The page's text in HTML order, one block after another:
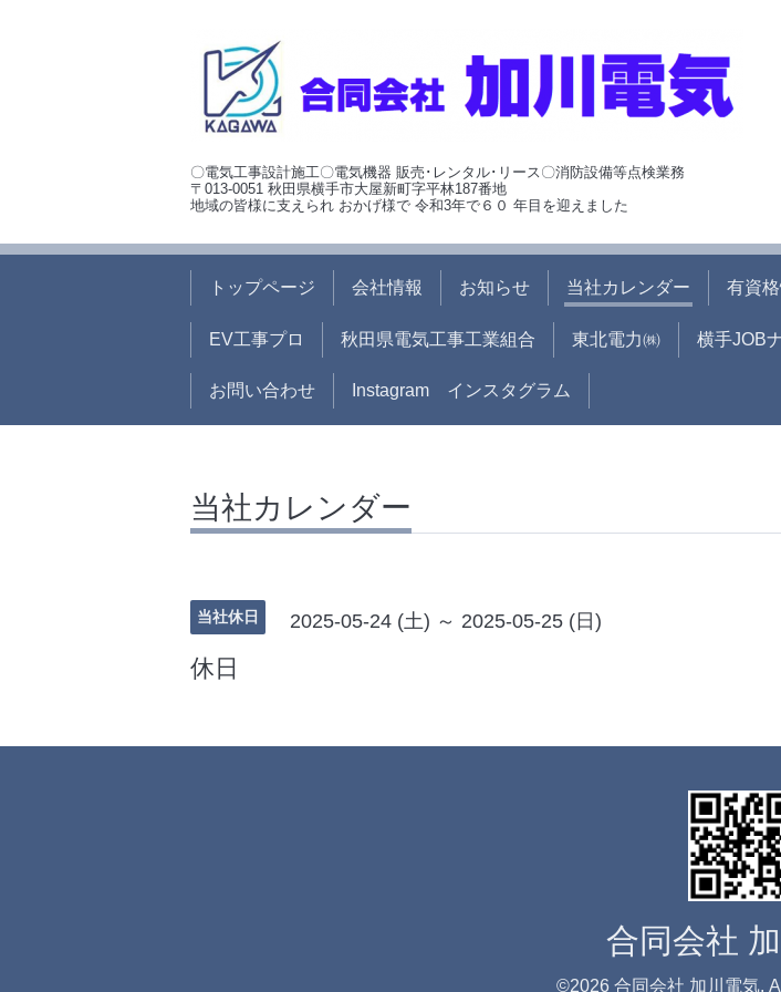
〇電気工事設計施工〇電気機器 販売･レンタル･リース〇消防設備等点検業務
〒013-0051 秋田県横手市大屋新町字平林187番地
地域の皆様に支えられ おかげ様で 令和3年で６０ 年目を迎えました
トップページ 会社情報 お知らせ 当社カレンダー 有資
EV工事プロ 秋田県電気工事工業組合 東北電力㈱ 横手JOB
お問い合わせ Instagram インスタグラム
当社カレンダー
当社休日 2025-05-24 (土) ～ 2025-05-25 (日)
休日
合同会社
©2026 合同会社 加川電気.